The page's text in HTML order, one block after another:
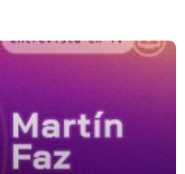
PáginaPágina Página